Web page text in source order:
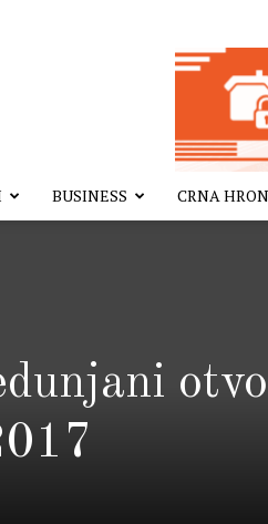
BUSINESS CRNA